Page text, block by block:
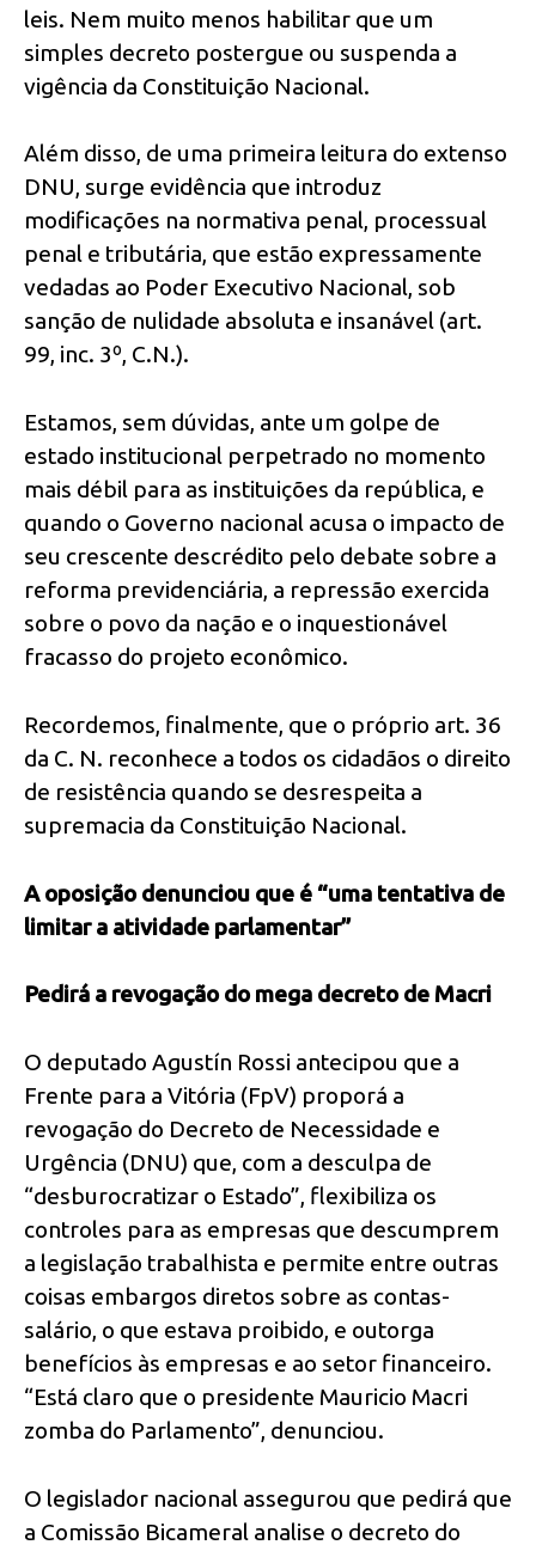
leis. Nem muito menos habilitar que um
simples decreto postergue ou suspenda a
vigência da Constituição Nacional.
Além disso, de uma primeira leitura do extenso
DNU, surge evidência que introduz
modificações na normativa penal, processual
penal e tributária, que estão expressamente
vedadas ao Poder Executivo Nacional, sob
sanção de nulidade absoluta e insanável (art.
99, inc. 3º, C.N.).
Estamos, sem dúvidas, ante um golpe de
estado institucional perpetrado no momento
mais débil para as instituições da república, e
quando o Governo nacional acusa o impacto de
seu crescente descrédito pelo debate sobre a
reforma previdenciária, a repressão exercida
sobre o povo da nação e o inquestionável
fracasso do projeto econômico.
Recordemos, finalmente, que o próprio art. 36
da C. N. reconhece a todos os cidadãos o direito
de resistência quando se desrespeita a
supremacia da Constituição Nacional.
A oposição denunciou que é “uma tentativa de
limitar a atividade parlamentar”
Pedirá a revogação do mega decreto de Macri
O deputado Agustín Rossi antecipou que a
Frente para a Vitória (FpV) proporá a
revogação do Decreto de Necessidade e
Urgência (DNU) que, com a desculpa de
“desburocratizar o Estado”, flexibiliza os
controles para as empresas que descumprem
a legislação trabalhista e permite entre outras
coisas embargos diretos sobre as contas-
salário, o que estava proibido, e outorga
benefícios às empresas e ao setor financeiro.
“Está claro que o presidente Mauricio Macri
zomba do Parlamento”, denunciou.
O legislador nacional assegurou que pedirá que
a Comissão Bicameral analise o decreto do